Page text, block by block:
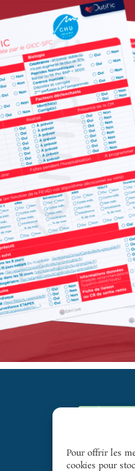
Pour offrir les
cookies pour